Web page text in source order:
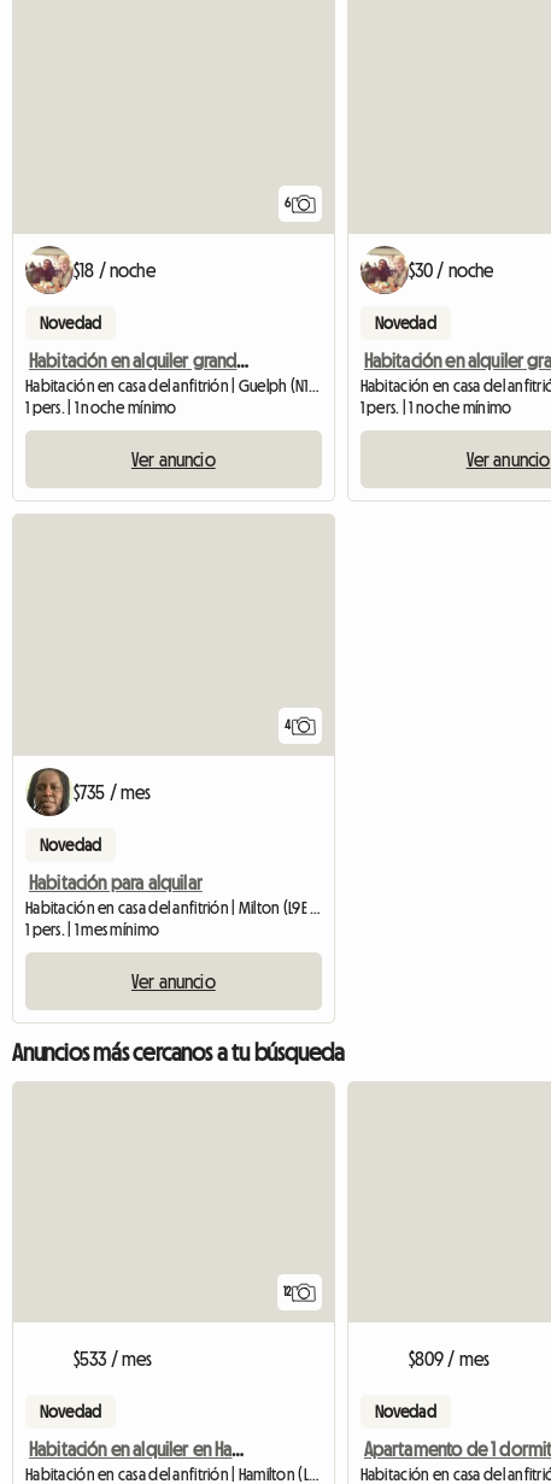
6
$18 / noche
Novedad
Habitación en alquiler grande amueblada, estacionamiento en la calle desde mayo.
Habitación en casa del anfitrión | Guelph (N1E 1R6) | 180 SQFT
1 pers. | 1 noche mínimo
Ver anuncio
$30 / noche
Novedad
1 pers. | 1 noche mínimo
Ver anuncio
4
$735 / mes
Novedad
Habitación para alquilar
1 pers. | 1 mes mínimo
Ver anuncio
Anuncios más cercanos a tu búsqueda
12
$533 / mes
Novedad
Habitación en alquiler en Hamilton Mountain
Habitación en casa del anfitrión | Hamilton (L8W 2R1) | 200 M2
$809 / mes
Novedad